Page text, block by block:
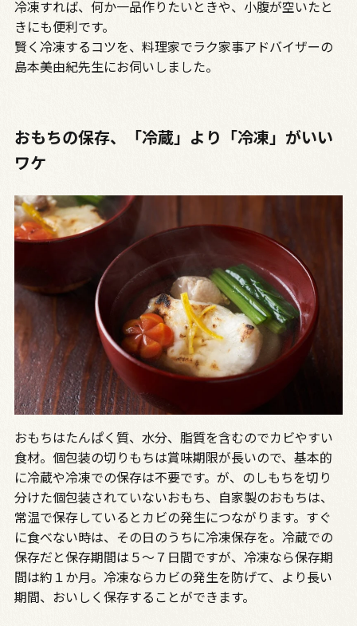
冷凍すれば、何か一品作りたいときや、小腹が空いたと
きにも便利です。
賢く冷凍するコツを、料理家でラク家事アドバイザーの
島本美由紀先生にお伺いしました。
おもちの保存、「冷蔵」より「冷凍」がいい
ワケ
おもちはたんぱく質、水分、脂質を含むのでカビやすい
食材。個包装の切りもちは賞味期限が長いので、基本的
に冷蔵や冷凍での保存は不要です。が、のしもちを切り
分けた個包装されていないおもち、自家製のおもちは、
常温で保存しているとカビの発生につながります。すぐ
に食べない時は、その日のうちに冷凍保存を。冷蔵での
保存だと保存期間は５～７日間ですが、冷凍なら保存期
間は約１か月。冷凍ならカビの発生を防げて、より長い
期間、おいしく保存することができます。